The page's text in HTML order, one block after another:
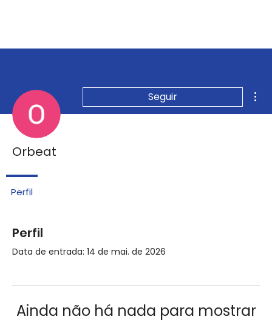
Perfil
Data de entrada: 14 de mai. de 2026
Ainda não há nada para mostrar
Seguir
Orbeat
Perfil